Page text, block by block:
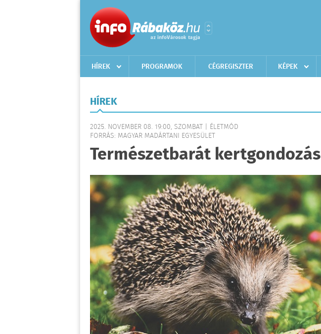
HÍREK PROGRAMOK CÉGREGISZTER KÉPEK
HÍREK
2025. NOVEMBER 08. 19:00, SZOMBAT | ÉLETMÓD
FORRÁS: MAGYAR MADÁRTANI EGYESÜLET
Természetbarát kertgondozás